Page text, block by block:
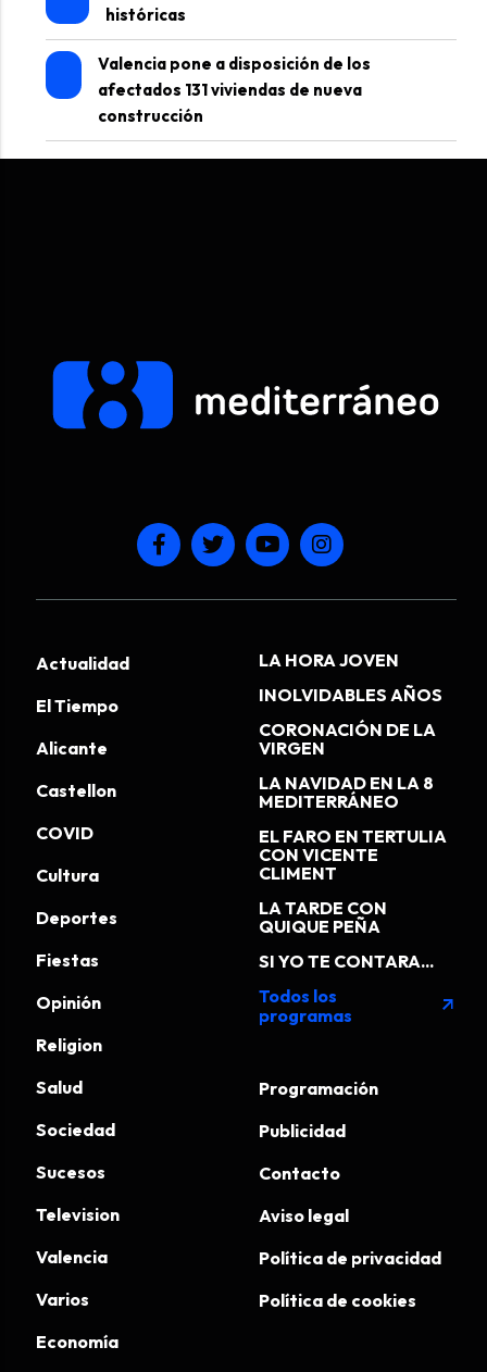
históricas
Valencia pone a disposición de los
afectados 131 viviendas de nueva
construcción
Actualidad
El Tiempo
Alicante
Castellon
COVID
Cultura
Deportes
Fiestas
Opinión
Religion
Salud
Sociedad
Sucesos
Television
Valencia
Varios
Economía
LA HORA JOVEN
INOLVIDABLES AÑOS
CORONACIÓN DE LA
VIRGEN
LA NAVIDAD EN LA 8
MEDITERRÁNEO
EL FARO EN TERTULIA
CON VICENTE
CLIMENT
LA TARDE CON
QUIQUE PEÑA
SI YO TE CONTARA...
Todos los
programas
arrow_outward
Programación
Publicidad
Contacto
Aviso legal
Política de privacidad
Política de cookies